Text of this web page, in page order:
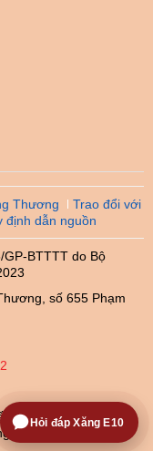
Thương
Trao đổi với
định dẫn nguồn
BTTTT do Bộ
số 655 Phạm
sao chép dưới mọi
văn bản.
Hỏi đáp Xăng E10